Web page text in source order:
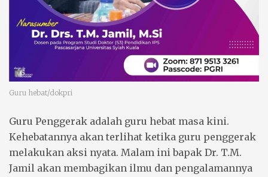
Guru hebat/dokpri
Guru Penggerak adalah guru hebat masa kini.
Kehebatannya akan terlihat ketika guru penggerak
melakukan aksi nyata. Malam ini bapak Dr. T.M.
Jamil akan membagikan ilmu dan pengalamannya